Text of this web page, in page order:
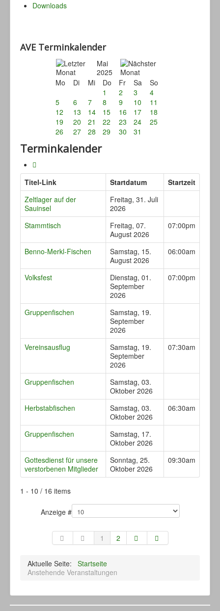
Downloads
AVE Terminkalender
Mai
2025
Mo
Di Mi Do Fr Sa
So
1
2 3
4
5
6 7 8 9 10
11
12
13 14 15 16 17
18
19
20 21 22 23 24
25
26
27 28 29 30 31
Terminkalender
Titel-Link Startdatum
Startzeit
Zeltlager auf der
Sauinsel
Freitag, 31. Juli
2026
Stammtisch
Freitag, 07.
August 2026
07:00pm
Benno-Merkl-Fischen
Samstag, 15.
August 2026
06:00am
Volksfest
Dienstag, 01.
September
2026
07:00pm
Gruppenfischen
Samstag, 19.
September
2026
Vereinsausflug
Samstag, 19.
September
2026
07:30am
Gruppenfischen
Samstag, 03.
Oktober 2026
Herbstabfischen
Samstag, 03.
Oktober 2026
06:30am
Gruppenfischen
Samstag, 17.
Oktober 2026
Gottesdienst für unsere
verstorbenen Mitglieder
Sonntag, 25.
Oktober 2026
09:30am
Limite der Paginierungsliste
1 - 10 / 16 items
Anzeige #
1 2
Aktuelle Seite:
Startseite
Anstehende Veranstaltungen